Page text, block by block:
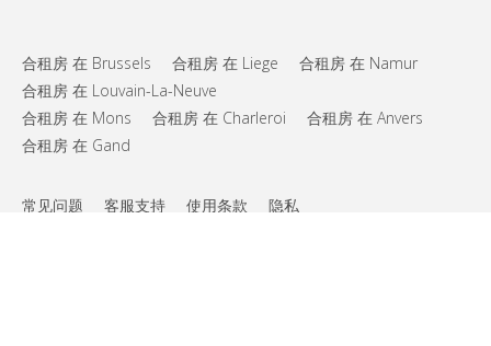
合租房 在 Brussels 合租房 在 Liege
合租房 在 Namur
合租房 在 Louvain-La-Neuve
合租房 在 Mons
合租房 在 Charleroi
合租房 在 Anvers
合租房 在 Gand
常见问题 客服支持 使用条款 隐私